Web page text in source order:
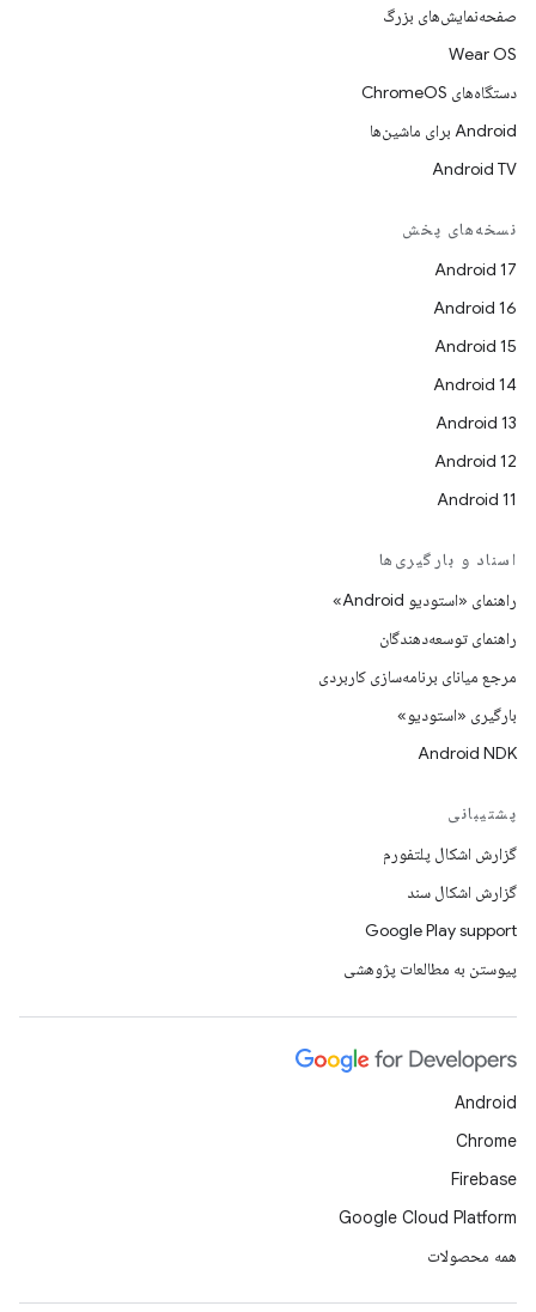
صفحه‌نمایش‌های بزرگ
Wear OS
دستگاه‌های ChromeOS
Android برای ماشین‌ها
Android TV
نسخه‌های پخش
Android 17
Android 16
Android 15
Android 14
Android 13
Android 12
Android 11
اسناد و بارگیری‌ها
راهنمای «استودیو Android»
راهنمای توسعه‌دهندگان
مرجع میانای برنامه‌سازی کاربردی
بارگیری «استودیو»
Android NDK
پشتیبانی
گزارش اشکال پلتفورم
گزارش اشکال سند
Google Play support
پیوستن به مطالعات پژوهشی
Android
Chrome
Firebase
Google Cloud Platform
همه محصولات